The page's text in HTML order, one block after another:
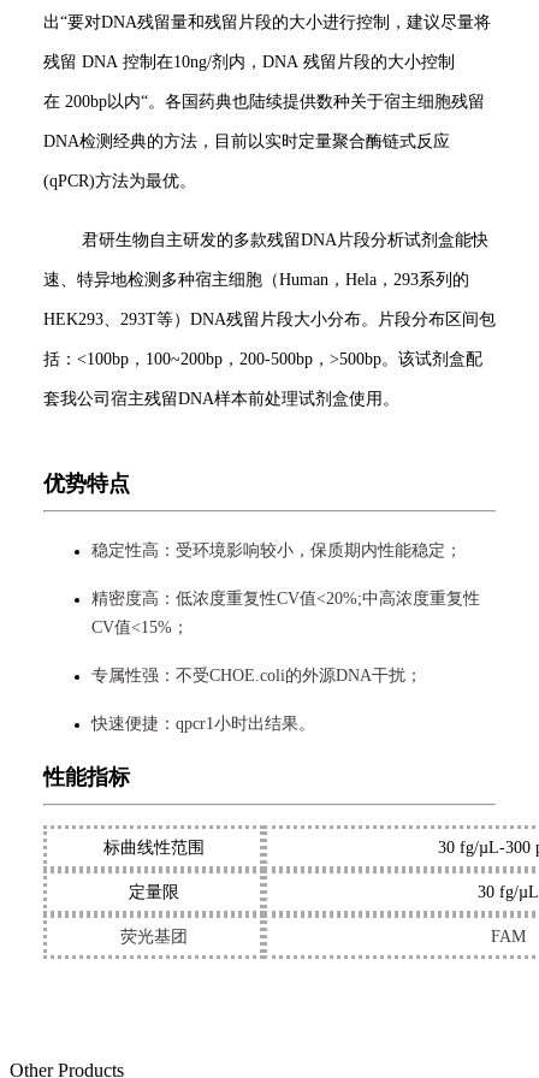
出“要对DNA残留量和残留片段的大小进行控制，建议尽量将
残留 DNA 控制在10ng/剂内，DNA 残留片段的大小控制
在 200bp以内“。各国药典也陆续提供数种关于宿主细胞残留
DNA检测经典的方法，目前以实时定量聚合酶链式反应
(qPCR)方法为最优。
君研生物自主研发的多款残留DNA片段分析试剂盒能快
速、特异地检测多种宿主细胞（Human，Hela，293系列的
HEK293、293T等）DNA残留片段大小分布。片段分布区间包
括：<100bp，100~200bp，200-500bp，>500bp。该试剂盒配
套我公司宿主残留DNA样本前处理试剂盒使用。
优势特点
稳定性高：受环境影响较小，保质期内性能稳定；
精密度高：低浓度重复性CV值<20%;中高浓度重复性
CV值<15%；
专属性强：不受CHOE.coli的外源DNA干扰；
快速便捷：qpcr1小时出结果。
性能指标
标曲线性范围 30 fg/µL-300
定量限 30 fg/µL
荧光基团 FAM
Other Products